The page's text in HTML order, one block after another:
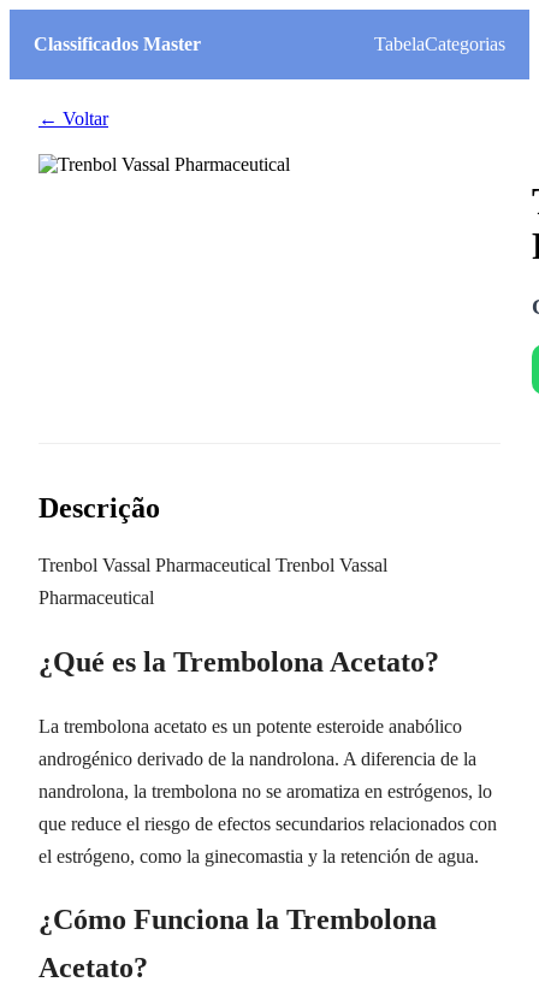
Classificados Master TabelaCategorias
← Voltar
Descrição
Trenbol Vassal Pharmaceutical Trenbol Vassal
Pharmaceutical
¿Qué es la Trembolona Acetato?
La trembolona acetato es un potente esteroide anabólico
androgénico derivado de la nandrolona. A diferencia de la
nandrolona, la trembolona no se aromatiza en estrógenos, lo
que reduce el riesgo de efectos secundarios relacionados con
el estrógeno, como la ginecomastia y la retención de agua.
¿Cómo Funciona la Trembolona
Acetato?